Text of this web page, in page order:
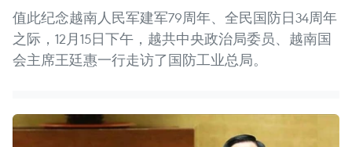
值此纪念越南人民军建军79周年、全民国防日34周年
之际，12月15日下午，越共中央政治局委员、越南国
会主席王廷惠一行走访了国防工业总局。